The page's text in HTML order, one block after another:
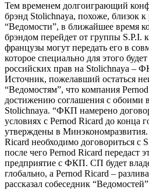
Тем временем долгоиграющий
брэнд Stolichnaya, похоже, близок
“Ведомости”, в ближайшее время
брэндом перейдет от группы S.P.I.
французы могут передать его в
которое специально для этого
российских прав на Stolichnaya –
Источник, пожелавший остаться
“Ведомостям”, что компания
достижению соглашения с обоими
Stolichnaya. “ФКП намерено
условиях с Pernod Ricard до конца
утверждены в Минэкономразвития.
Ricard необходимо договориться с
после чего Pernod Ricard передаст
предприятие с ФКП. СП будет
глобально, а Pernod Ricard –
рассказал собеседник